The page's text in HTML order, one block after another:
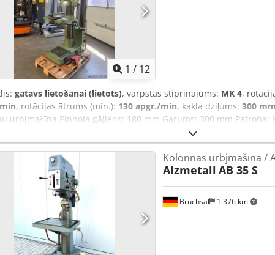
1 / 12
gatavs lietošanai (lietots), vārpstas stiprinājums: MK 4,
, rotācijas ātrums (min.): 130 apgr./min, kakla dziļums: 300 mm
urbjmašīna Pinnola gājiens: 180 mm Garums: 300 mm Patrona:
regulējami apgriezieni: 130–3500 apgr./min. Padziļinājums:
iekārta Dzesēšanas šķidruma sistēma Skrūvspīle Jūs varat
Mēs ar prieku varam nodrošināt izdevīgus transportēšanas
Ārvalstu klientiem var izsniegt arī rēķinu bez PVN.
Pēc iepriekšējas vienošanās. Apmeklējiet mūsu veikalu un
Abszqy I Tsiekr Norādītie uzņēmumu nosaukumi un preču
tikai produktu identifikācijai un aprakstam. Atšķirības no
aprakstā var rasties, un uz tām attiecas iepriekš minētie
Bruchsal 1 376 km
Kolonnas urbjmašīna /
Alzmetall AB 35 S